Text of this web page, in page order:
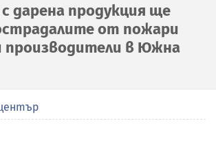
дарена продукция ще
от пожари
производители в Южна